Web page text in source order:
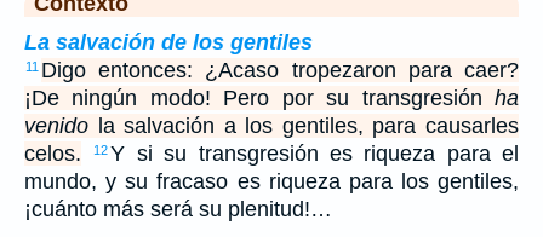
La salvación de los gentiles
11 Digo entonces: ¿Acaso tropezaron para caer?
¡De ningún modo! Pero por su transgresión ha
venido la salvación a los gentiles, para causarles
celos.
12Y si su transgresión es riqueza para el
mundo, y su fracaso es riqueza para los gentiles,
¡cuánto más será su plenitud!…